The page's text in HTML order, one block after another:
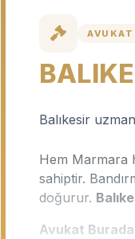
AVUKAT
Balıkesir
Hem Marmara
sahiptir.
doğurur.
Avukat Burada